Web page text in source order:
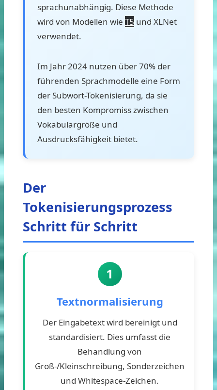
sprachunabhängig. Diese Methode
wird von Modellen wie T5 und XLNet
verwendet.
Im Jahr 2024 nutzen über 70% der
führenden Sprachmodelle eine Form
der Subwort-Tokenisierung, da sie
den besten Kompromiss zwischen
Vokabulargröße und
Ausdrucksfähigkeit bietet.
Der
Tokenisierungsprozess
Schritt für Schritt
1
Textnormalisierung
Der Eingabetext wird bereinigt und
standardisiert. Dies umfasst die
Behandlung von
Groß-/Kleinschreibung, Sonderzeichen
und Whitespace-Zeichen.